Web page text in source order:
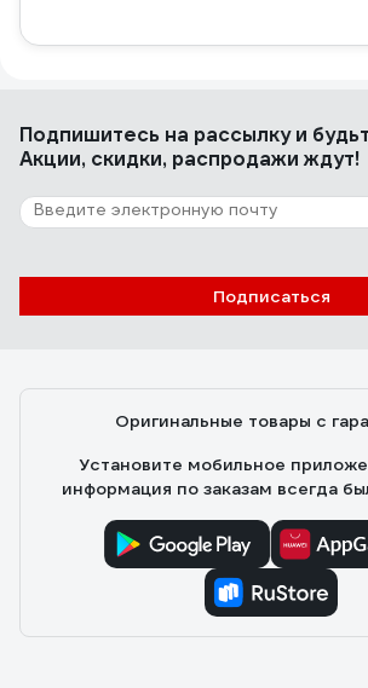
Подпишитесь на рассылкуи
Акции, скидки, распродажи ждут!
Подписаться
Оригинальные товары с
Установите мобильное
информация по заказам всегда